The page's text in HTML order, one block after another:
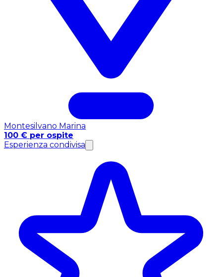
Montesilvano Marina
100 € per ospite
Esperienza condivisa